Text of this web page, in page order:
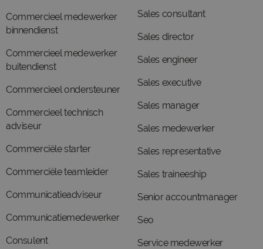
Commercieel medewerker
binnendienst
Commercieel medewerker
buitendienst
Commercieel ondersteuner
Commercieel technisch
adviseur
Commerciële starter
Commerciële teamleider
Communicatieadviseur
Communicatiemedewerker
Consulent
Sales consultant
Sales director
Sales engineer
Sales executive
Sales manager
Sales medewerker
Sales representative
Sales traineeship
Senior accountmanager
Seo
Service medewerker